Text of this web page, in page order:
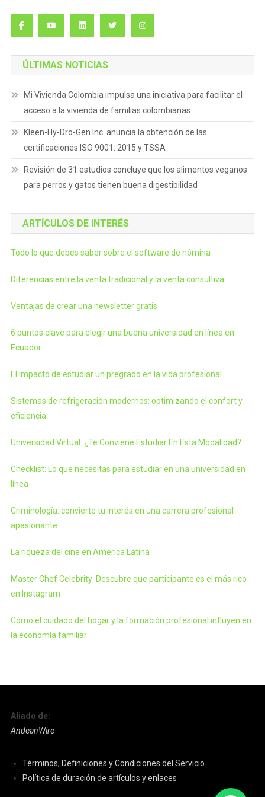
ÚLTIMAS NOTICIAS
Mi Vivienda Colombia impulsa una iniciativa para facilitar el
acceso a la vivienda de familias colombianas
Kleen-Hy-Dro-Gen Inc. anuncia la obtención de las
certificaciones ISO 9001: 2015 y TSSA
Revisión de 31 estudios concluye que los alimentos veganos
para perros y gatos tienen buena digestibilidad
ARTÍCULOS DE INTERÉS
Todo lo que debes saber sobre el software de nómina
Diferencias entre la venta tradicional y la venta consultiva
Ventajas de crear una newsletter gratis
6 puntos clave para elegir una buena universidad en línea en
Ecuador
El impacto de estudiar un pregrado en la vida profesional
Sistemas de refrigeración modernos: optimizando el confort y
eficiencia
Universidad Virtual: ¿Te Conviene Estudiar En Esta Modalidad?
Checklist: Lo que necesitas para estudiar en una universidad en
línea
Criminología: convierte tu interés en una carrera profesional
apasionante
La riqueza del cine en América Latina
Master Chef Celebrity: Descubre que participante es el más rico
en Instagram
Cómo el cuidado del hogar y la formación profesional influyen en
la economía familiar
Aliado de:
AndeanWire
Términos, Definiciones y Condiciones del Servicio
Política de duración de artículos y enlaces